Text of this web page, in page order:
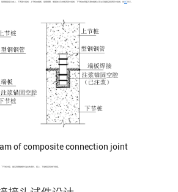
钢插接接头由上、下两部分组成：上节桩由端板、型钢钢管、增强肋以及封板四部分组成；下节桩由预留孔洞的端板以及注浆锚固空腔两部分组成，如图2 所示。
of composite connection joint
节桩对接，最后清理端板外溢出的浆料，将上、下端板四周进行焊接。